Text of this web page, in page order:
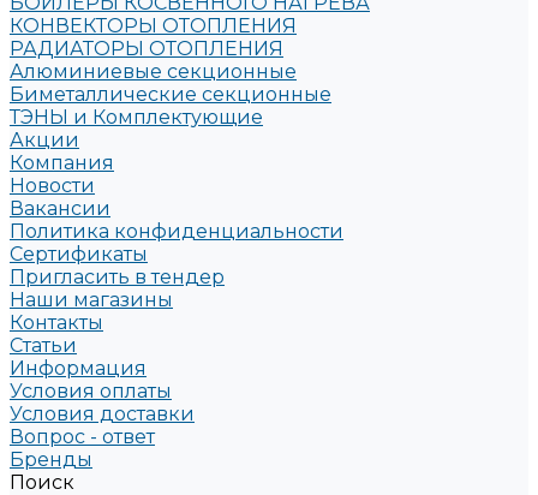
КОНВЕКТОРЫ ОТОПЛЕНИЯ
РАДИАТОРЫ ОТОПЛЕНИЯ
Алюминиевые секционные
Биметаллические секционные
ТЭНЫ и Комплектующие
Акции
Компания
Новости
Вакансии
Политика конфиденциальности
Сертификаты
Пригласить в тендер
Наши магазины
Контакты
Статьи
Информация
Условия оплаты
Условия доставки
Вопрос - ответ
Бренды
Поиск